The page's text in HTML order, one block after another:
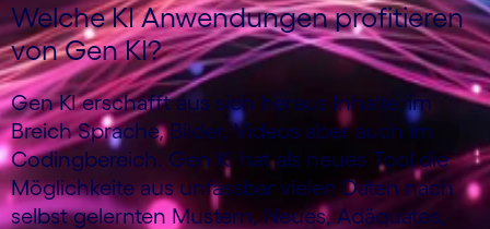
Welche KI Anwendungen profitieren
von Gen KI?
Gen KI erschafft aus sich heraus Inhalte, im
Breich Sprache, Bilder, Videos aber auch im
Codingbereich. Gen KI hat als neues Tool die
Möglichkeite aus unfassbar vielen Daten nach
selbst gelernten Mustern, Neues, Adäquates,